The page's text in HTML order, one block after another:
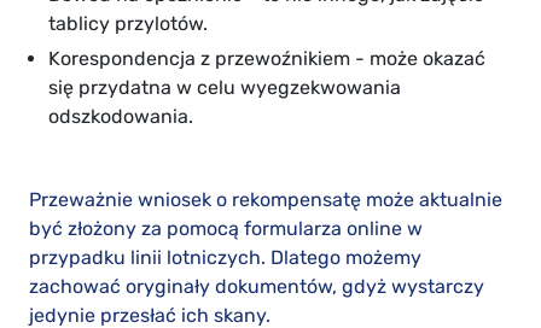
tablicy przylotów.
Korespondencja z przewoźnikiem - może okazać
się przydatna w celu wyegzekwowania
odszkodowania.
Przeważnie wniosek o rekompensatę może aktualnie
być złożony za pomocą formularza online w
przypadku linii lotniczych. Dlatego możemy
zachować oryginały dokumentów, gdyż wystarczy
jedynie przesłać ich skany.